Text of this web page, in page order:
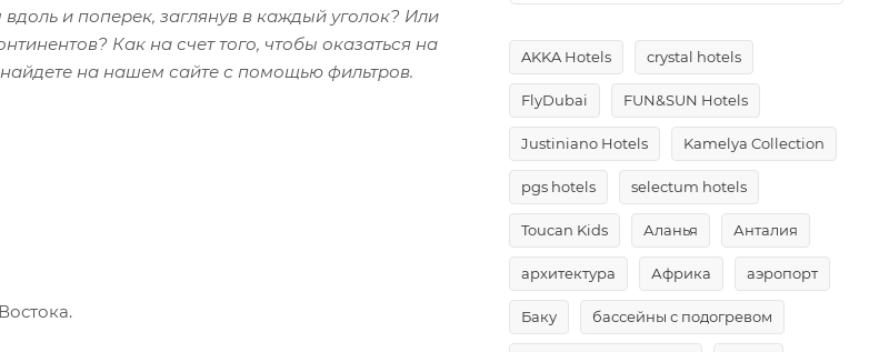
и поперек, заглянув в каждый уголок? Или
Как на счет того, чтобы оказаться на
на нашем сайте с помощью фильтров.
AKKA Hotels crystal hotels
FlyDubai FUN&SUN Hotels
Justiniano Hotels Kamelya Collection
pgs hotels selectum hotels
Toucan Kids Аланья Анталия
архитектура Африка аэропорт
Баку бассейны с подогревом